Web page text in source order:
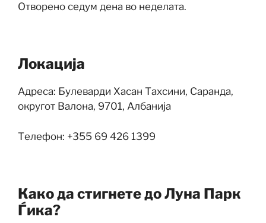
Отворено седум дена во неделата.
Локација
Адреса: Булеварди Хасан Тахсини, Саранда,
округот Валона, 9701, Албанија
Телефон: +355 69 426 1399
Како да стигнете до Луна Парк
Ѓика?